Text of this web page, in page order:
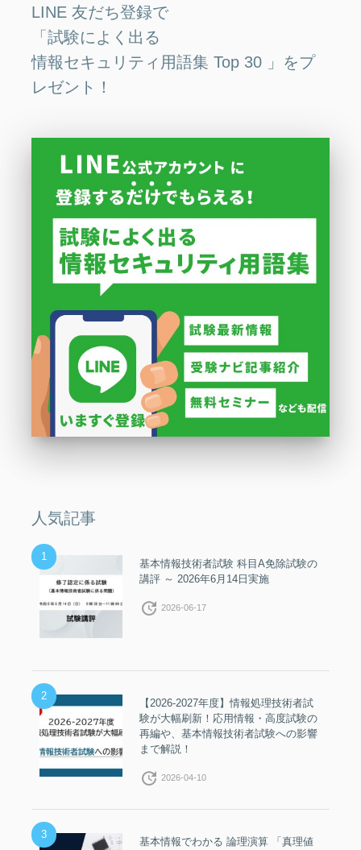
LINE 友だち登録で
「試験によく出る
情報セキュリティ用語集 Top 30 」をプ
レゼント！
人気記事
1
基本情報技術者試験 科目A免除試験の
講評 ～ 2026年6月14日実施
update 2026-06-17
2
【2026-2027年度】情報処理技術者試
験が大幅刷新！応用情報・高度試験の
再編や、基本情報技術者試験への影響
まで解説！
update 2026-04-10
3
基本情報でわかる 論理演算 「真理値